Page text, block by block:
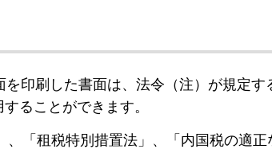
を印刷した書面は、法令（注）が規定
ることができます。
、「租税特別措置法」、「内国税の適